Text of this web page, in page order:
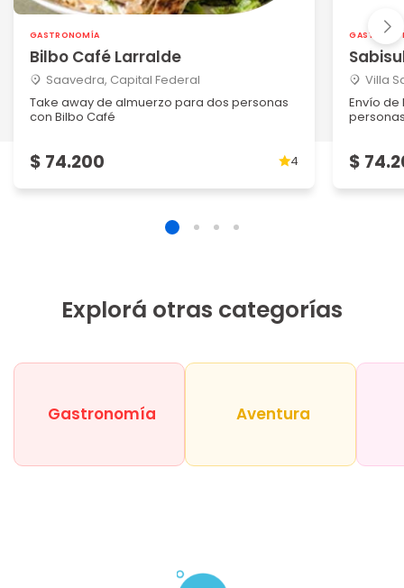
GASTRONOMÍA
Bilbo Café Larralde
Saavedra, Capital Federal
Take away de almuerzo para dos personas
con Bilbo Café
$ 74.200 4
Villa
Envío
$
Explorá otras categorías
Gastronomía Aventura